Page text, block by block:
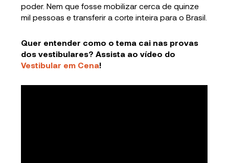
poder. Nem que fosse mobilizar cerca de quinze
mil pessoas e transferir a corte inteira para o Brasil.
Quer entender como o tema cai nas provas
dos vestibulares? Assista ao vídeo do
Vestibular em Cena!